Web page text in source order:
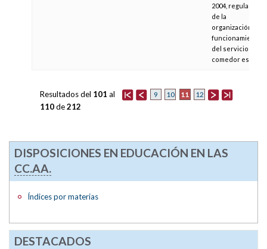
2004, reguladora
de la
organización y
funcionamiento
del servicio de
comedor escolar
9 10 11 12
Resultados del 101 al
110de212
DISPOSICIONES EN EDUCACIÓN EN LAS
CC.AA.
Índices por materias
DESTACADOS